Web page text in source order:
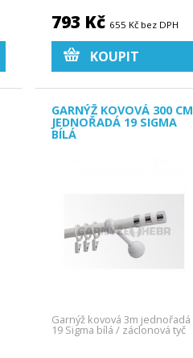
793 Kč 655 Kč bez DPH
KOUPIT
GARNÝŽ KOVOVÁ 300 CM
JEDNOŘADÁ 19 SIGMA
BÍLÁ
Garnýž kovová 3m jednořadá
19 Sigma bílá / záclonová tyč